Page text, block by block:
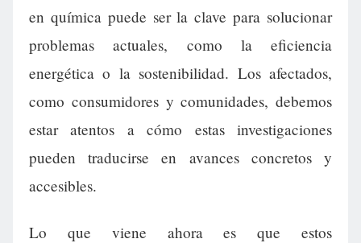
en química puede ser la clave para solucionar
problemas actuales, como la eficiencia
energética o la sostenibilidad. Los afectados,
como consumidores y comunidades, debemos
estar atentos a cómo estas investigaciones
pueden traducirse en avances concretos y
accesibles.
Lo que viene ahora es que estos